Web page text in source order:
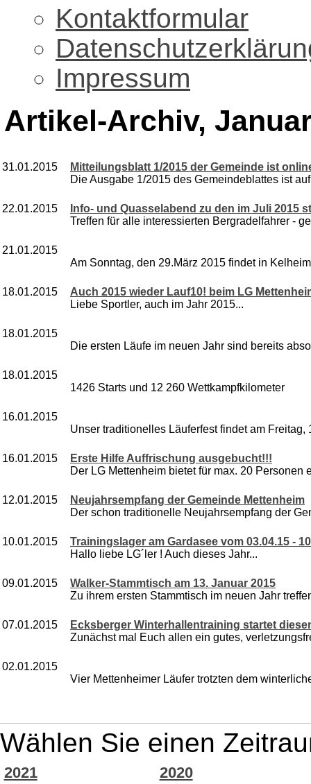
Kontaktformular
Impressum
Artikel-Archiv,
31.01.2015
Mitteilungsblatt 1/2015 der Gemeinde ist
Die Ausgabe 1/2015 des Gemeindeblattes ist
22.01.2015
Info- und Quasselabend zu den im Juli 2015
Treffen für alle interessierten Bergradelfahrer -
21.01.2015
Am Sonntag, den 29.März 2015 findet in
18.01.2015
Auch 2015 wieder Lauf10! beim LG
Liebe Sportler, auch im Jahr 2015...
18.01.2015
Die ersten Läufe im neuen Jahr sind bereits
18.01.2015
1426 Starts und 12 260 Wettkampfkilometer
16.01.2015
Unser traditionelles Läuferfest findet am Freitag,
16.01.2015
Erste Hilfe Auffrischung ausgebucht!!!
Der LG Mettenheim bietet für max. 20 Personen
12.01.2015
Neujahrsempfang der Gemeinde Mettenheim
Der schon traditionelle Neujahrsempfang der
10.01.2015
Trainingslager am Gardasee vom 03.04.15 -
Hallo liebe LG´ler ! Auch dieses Jahr...
09.01.2015
Walker-Stammtisch am 13. Januar 2015
Zu ihrem ersten Stammtisch im neuen Jahr
07.01.2015
Ecksberger Winterhallentraining startet
Zunächst mal Euch allen ein gutes,
02.01.2015
Vier Mettenheimer Läufer trotzten dem
Wählen Sie einen
2021 2020